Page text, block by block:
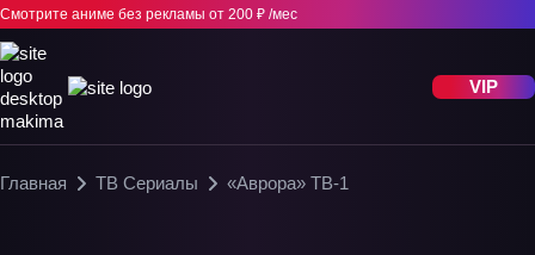
Смотрите аниме без рекламы от 200 ₽ /мес
VIP
Главная ТВ Сериалы «Аврора» ТВ-1